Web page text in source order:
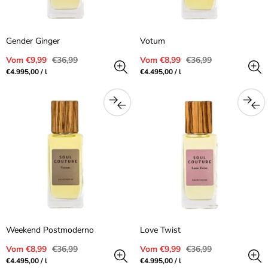
Gender Ginger
Verkaufspreis
Vom €9,99 Regulärer
€36,99
Preis
€4.995,00/pro
l
Votum
Verkaufspreis
Vom €8,99 Regulärer
€36,99
Preis
€4.495,00/pro
l
Weekend Postmoderno
Verkaufspreis
Vom €8,99 Regulärer
€36,99
Preis
€4.495,00/pro
l
Love Twist
Verkaufspreis
Vom €9,99 Regulärer
€36,99
Preis
€4.995,00/pro
l